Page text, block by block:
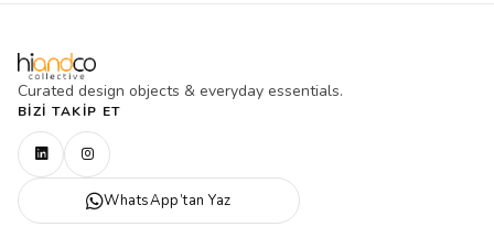
Curated design objects & everyday essentials.
BIZI TAKIP ET
WhatsApp’tan Yaz